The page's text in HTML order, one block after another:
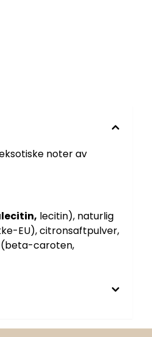
noter av
lecitin), naturlig
EU), citronsaftpulver,
(beta-caroten,